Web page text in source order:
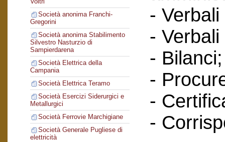
Società anonima Franchi-
Gregorini
Società anonima Stabilimento
Silvestro Nasturzio di
Sampierdarena
Società Elettrica della
Campania
Società Elettrica Teramo
Società Esercizi Siderurgici e
Metallurgici
Società Ferrovie Marchigiane
Società Generale Pugliese di
elettricità
-
-
- Bilanci;
-
-
-